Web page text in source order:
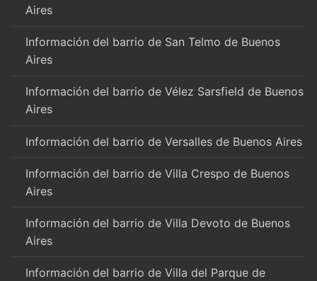
Aires
Información del barrio de San Telmo de Buenos
Aires
Información del barrio de Vélez Sarsfield de Buenos
Aires
Información del barrio de Versalles de Buenos Aires
Información del barrio de Villa Crespo de Buenos
Aires
Información del barrio de Villa Devoto de Buenos
Aires
Información del barrio de Villa del Parque de